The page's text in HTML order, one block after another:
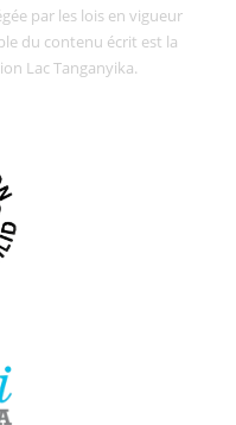
par les lois en vigueur
du contenu écrit est la
Lac Tanganyika.